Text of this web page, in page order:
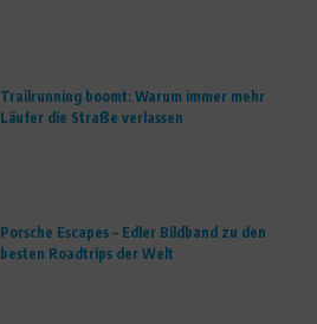
Trailrunning boomt: Warum immer mehr
Läufer die Straße verlassen
Porsche Escapes – Edler Bildband zu den
besten Roadtrips der Welt